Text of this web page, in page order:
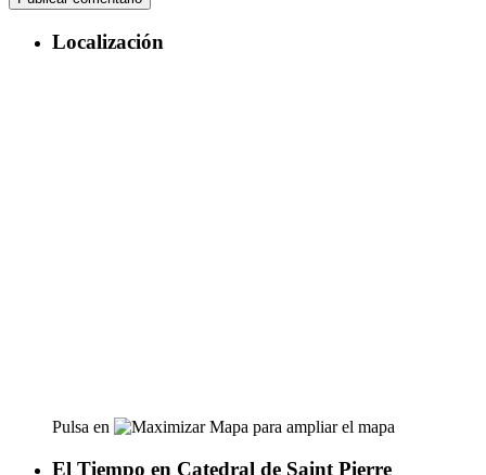
Localización
Pulsa en para ampliar el mapa
El Tiempo en Catedral de Saint Pierre